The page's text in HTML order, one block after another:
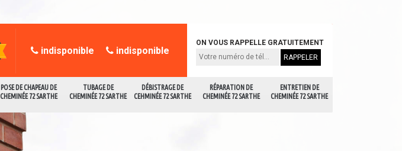
POSE DE CHAPEAU DE
CHEMINÉE 72 SARTHE
TUBAGE DE
CHEMINÉE 72 SARTHE
DÉBISTRAGE DE
CEHMINÉE 72 SARTHE
RÉPARATION DE
CHEMINÉE 72 SARTHE
ENTRETIEN DE
CHEMINÉE 72 SARTHE
indisponible indisponible
ON VOUS RAPPELLE GRATUITEMENT